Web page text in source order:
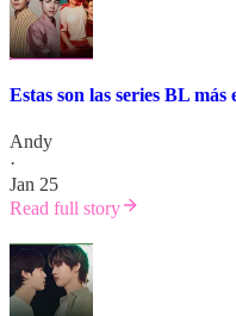
Estas son las series BL más
Andy
·
Jan 25
Read full story